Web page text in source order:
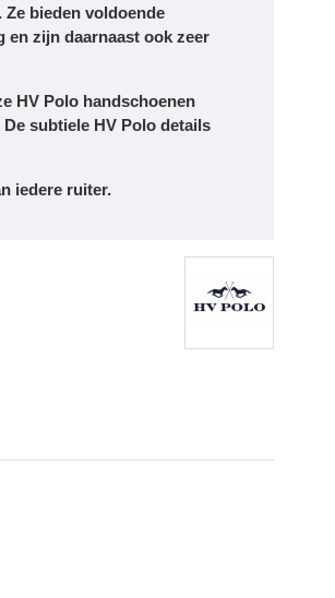
bieden voldoende
en zijn daarnaast ook zeer
HV Polo handschoenen
subtiele HV Polo details
iedere ruiter.